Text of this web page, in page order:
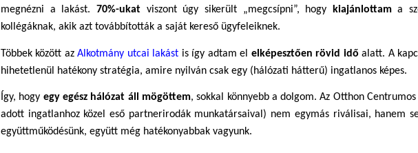
megnézni a lakást. 70%-ukat viszont úgy sikerült „megcsípni”, hogy kiajánlottam a
kollégáknak, akik azt továbbították a saját kereső ügyfeleiknek.
Többek között az Alkotmány utcai lakást is így adtam el elképesztően rövid idő alatt. A
hihetetlenül hatékony stratégia, amire nyilván csak egy (hálózati hátterű) ingatlanos képes.
Így, hogy egy egész hálózat áll mögöttem, sokkal könnyebb a dolgom. Az Otthon
adott ingatlanhoz közel eső partnerirodák munkatársaival) nem egymás riválisai, hanem
együttműködésünk, együtt még hatékonyabbak vagyunk.